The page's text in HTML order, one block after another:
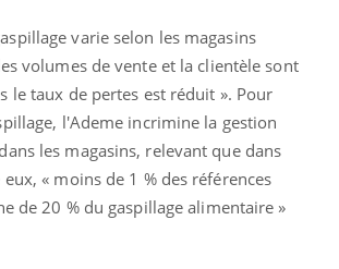
varie selon les magasins
volumes de vente et la clientèle sont
le taux de pertes est réduit ». Pour
l'Ademe incrimine la gestion
les magasins, relevant que dans
« moins de 1 % des références
de 20 % du gaspillage alimentaire »